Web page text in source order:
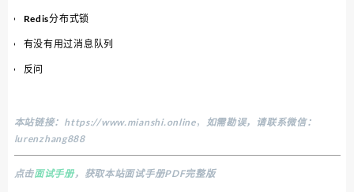
Redis分布式锁
有没有用过消息队列
反问
本站链接： https://www.mianshi.online，
如需勘误，请联系微信：
lurenzhang888
点击面试手册，获取本站面试手册PDF完整版